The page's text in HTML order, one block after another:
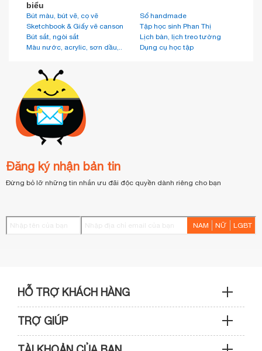
biểu
Bút màu, bút vẽ, cọ vẽ
Sketchbook & Giấy vẽ canson
Bút sắt, ngòi sắt
Màu nước, acrylic, sơn dầu,..
Sổ handmade
Tập học sinh Phan Thị
Lịch bàn, lịch treo tường
Dụng cụ học tập
Đăng ký nhận bản tin
Đừng bỏ lỡ những tin nhắn ưu đãi độc quyền dành riêng cho bạn
NAM NỮ LGBT
HỖ TRỢ KHÁCH HÀNG
Sản phẩm & Đơn hàng: 0933 109 009
TRỢ GIÚP